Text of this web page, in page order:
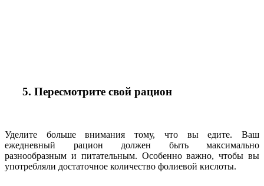
5. Пересмотрите свой рацион
Уделите больше внимания тому, что вы едите. Ваш
ежедневный рацион должен быть максимально
разнообразным и питательным. Особенно важно, чтобы вы
употребляли достаточное количество фолиевой кислоты.